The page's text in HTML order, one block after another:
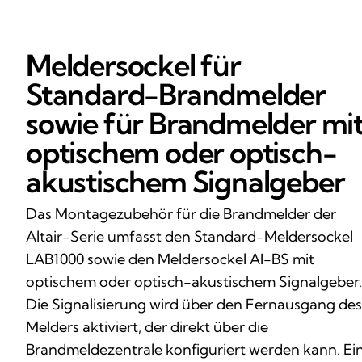
Meldersockel für
Standard-Brandmelder
sowie für Brandmelder
optischem oder optisch-
akustischem Signalgeber
Das Montagezubehör für die Brandmelder der
Altair-Serie umfasst den Standard-Meldersockel
LAB1000 sowie den Meldersockel AI-BS mit
optischem oder optisch-akustischem Signalgeber.
Die Signalisierung wird über den Fernausgang des
Melders aktiviert, der direkt über die
Brandmeldezentrale konfiguriert werden kann.